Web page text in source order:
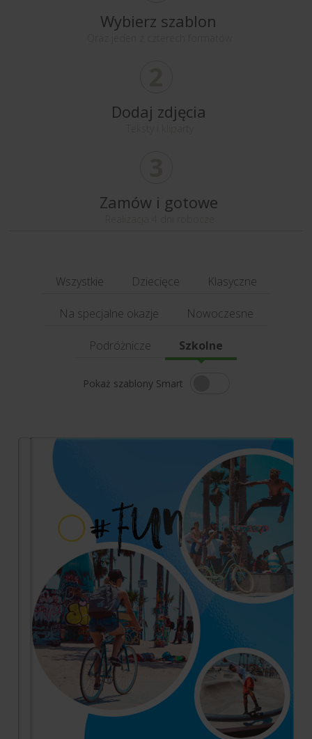
Wybierz szablon
Dodaj zdjęcia
Zamów i gotowe
Wszystkie Dziecięce Klasyczne
Na specjalne okazje Nowoczesne
Podróżnicze Szkolne
Pokaż szablony Smart